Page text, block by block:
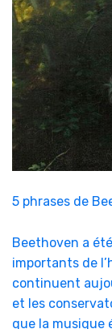
5 phrases de
Beethoven a
importants de
continuent
et les
que la musique